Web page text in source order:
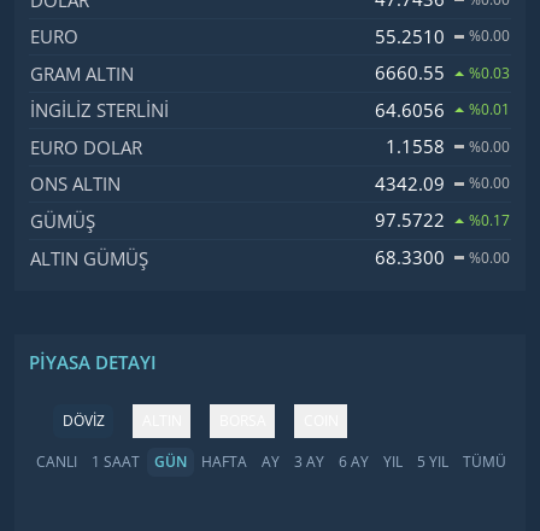
EURO 55.2510 %0.00
GRAM ALTIN 6660.55 %0.03
İNGILIZ STERLINI 64.6056 %0.01
EURO DOLAR 1.1558 %0.00
ONS ALTIN 4342.09 %0.00
GÜMÜŞ 97.5722 %0.17
ALTIN GÜMÜŞ 68.3300 %0.00
PIYASA DETAYI
DÖVİZ
CANLI
1 SAAT GÜN HAFTA AY 3 AY 6 AY YIL 5 YIL TÜMÜ